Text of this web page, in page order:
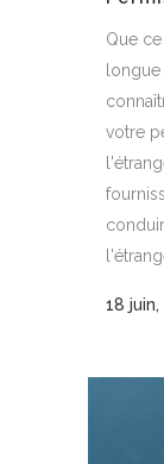
Que
votre
18